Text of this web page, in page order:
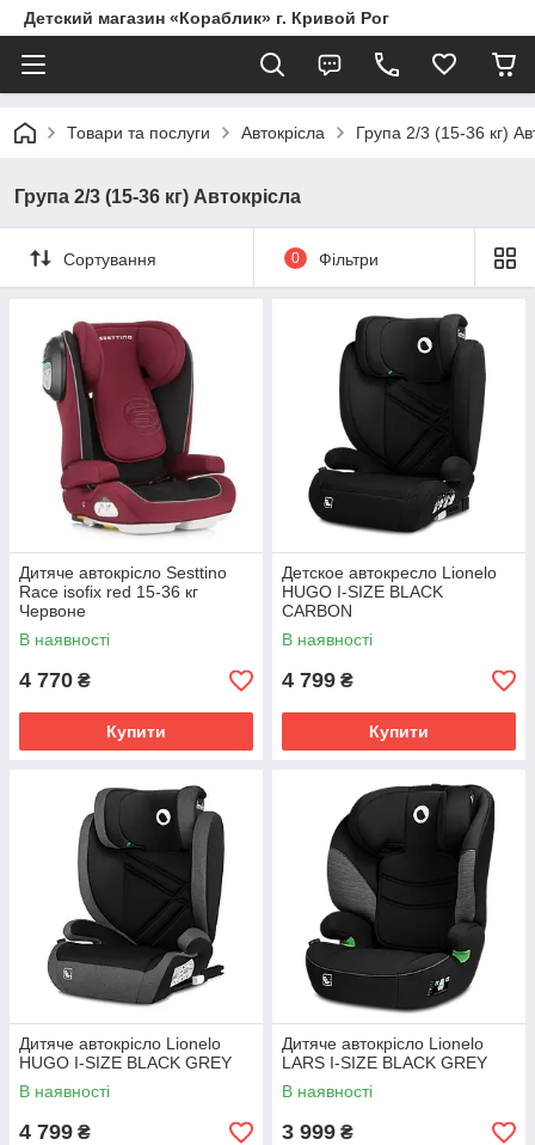
Детский магазин «Кораблик» г. Кривой Рог
Товари та послуги Автокрісла Група 2/3 (15-36 кг)
Група 2/3 (15-36 кг) Автокрісла
Сортування 0 Фільтри
Дитяче автокрісло Sesttino
Race isofix red 15-36 кг
Червоне
В наявності
4 770 ₴
Купити
Детское автокресло Lionelo
HUGO I-SIZE BLACK
CARBON
В наявності
4 799 ₴
Купити
Дитяче автокрісло Lionelo
HUGO I-SIZE BLACK GREY
В наявності
4 799 ₴
Дитяче автокрісло Lionelo
LARS I-SIZE BLACK GREY
В наявності
3 999 ₴